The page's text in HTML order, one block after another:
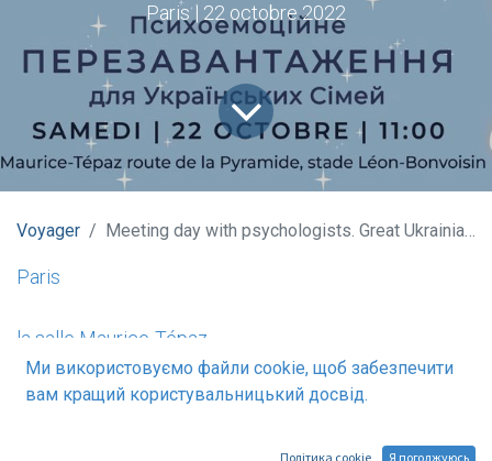
Paris | 22 octobre 2022
Voyager Meeting day with psychologists. Great Ukrainian Fair and Concert!
Paris
la salle Maurice-Tépaz
route de la Pyramide, stade Léon-Bonvoisin
Ми використовуємо файли cookie, щоб забезпечити
вам кращий користувальницький досвід.
Політика cookie Я погоджуюсь